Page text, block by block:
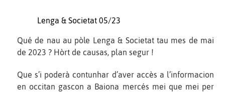
Lenga & Societat 05/23
Qué de nau au pòle Lenga & Societat tau mes de mai
de 2023 ? Hòrt de causas, plan segur !
Que s’i poderà contunhar d’aver accès a l’informacion
en occitan gascon a Baiona mercés mei que mei per